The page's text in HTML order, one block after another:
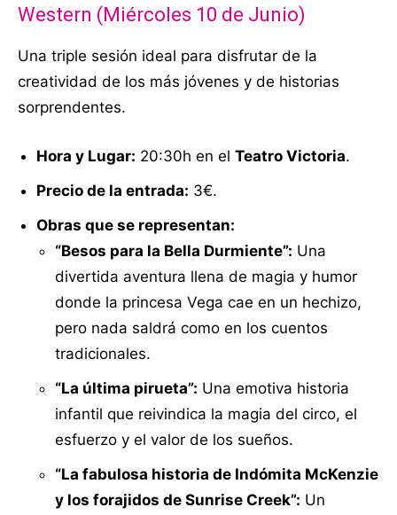
Western (Miércoles 10 de Junio)
Una triple sesión ideal para disfrutar de la
creatividad de los más jóvenes y de historias
sorprendentes.
Hora y Lugar: 20:30h en el Teatro Victoria.
Precio de la entrada: 3€.
Obras que se representan:
“Besos para la Bella Durmiente”: Una
divertida aventura llena de magia y humor
donde la princesa Vega cae en un hechizo,
pero nada saldrá como en los cuentos
tradicionales.
“La última pirueta”: Una emotiva historia
infantil que reivindica la magia del circo, el
esfuerzo y el valor de los sueños.
“La fabulosa historia de Indómita McKenzie
y los forajidos de Sunrise Creek”: Un